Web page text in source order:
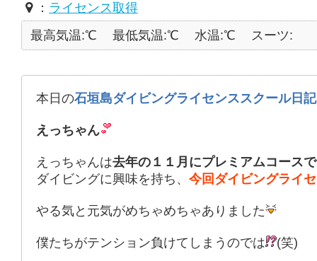
： ライセンス取得
最高気温:℃
最低気温:℃ 水温:℃ スーツ:
本日の石垣島ダイビングライセンススクール日記
えっちゃん
えっちゃんは去年の１１月にプレミアムコース
ダイビングに興味を持ち、 今回ダイビングライ
やる気と元気がめちゃめちゃありました
僕たちがテンション負けてしまうのでは (笑)